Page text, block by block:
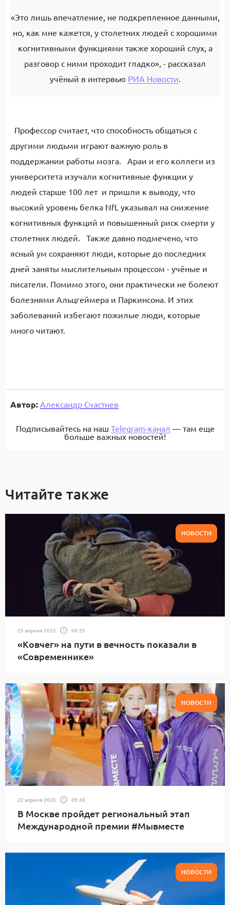
«Это лишь впечатление, не подкрепленное данными,
но, как мне кажется, у столетних людей с хорошими
когнитивными функциями также хороший слух, а
разговор с ними проходит гладко», - рассказал
учёный в интервью РИА Новости.
Профессор считает, что способность общаться с
другими людьми играют важную роль в
поддержании работы мозга. Араи и его коллеги из
университета изучали когнитивные функции у
людей старше 100 лет и пришли к выводу, что
высокий уровень белка NfL указывал на снижение
когнитивных функций и повышенный риск смерти у
столетних людей. Также давно подмечено, что
ясный ум сохраняют люди, которые до последних
дней заняты мыслительным процессом - учёные и
писатели. Помимо этого, они практически не болеют
болезнями Альцгеймера и Паркинсона. И этих
заболеваний избегают пожилые люди, которые
много читают.
Автор: Александр Счастнев
Подписывайтесь на наш Telegram-канал — там еще
больше важных новостей!
Читайте также
НОВОСТИ
25 апреля 2025 00:25
«Ковчег» на пути в вечность показали в
«Современнике»
НОВОСТИ
22 апреля 2025 09:30
В Москве пройдет региональный этап
Международной премии #Мывместе
НОВОСТИ